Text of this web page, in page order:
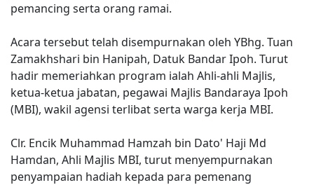
pemancing serta orang ramai.
Acara tersebut telah disempurnakan oleh YBhg. Tuan
Zamakhshari bin Hanipah, Datuk Bandar Ipoh. Turut
hadir memeriahkan program ialah Ahli-ahli Majlis,
ketua-ketua jabatan, pegawai Majlis Bandaraya Ipoh
(MBI), wakil agensi terlibat serta warga kerja MBI.
Clr. Encik Muhammad Hamzah bin Dato' Haji Md
Hamdan, Ahli Majlis MBI, turut menyempurnakan
penyampaian hadiah kepada para pemenang